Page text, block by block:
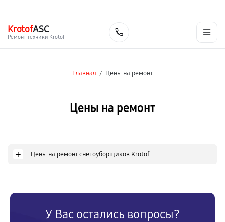
KrotofASC
Ремонт техники Krotof
Главная / Цены на ремонт
Цены на ремонт
+ Цены на ремонт снегоуборщиков Krotof
У Вас остались вопросы?